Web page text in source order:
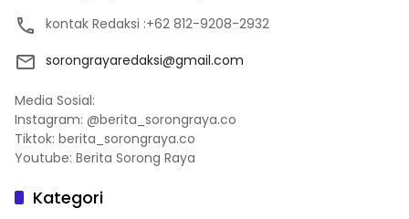
kontak Redaksi :+62 812-9208-2932
sorongrayaredaksi@gmail.com
Media Sosial:
Instagram: @berita_sorongraya.co
Tiktok: berita_sorongraya.co
Youtube: Berita Sorong Raya
Kategori